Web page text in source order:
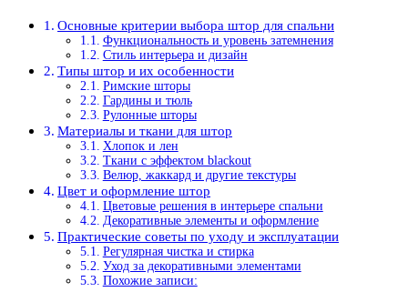
Основные критерии выбора штор для спальни
Функциональность и уровень затемнения
Стиль интерьера и дизайн
Типы штор и их особенности
Римские шторы
Гардины и тюль
Рулонные шторы
Материалы и ткани для штор
Хлопок и лен
Ткани с эффектом blackout
Велюр, жаккард и другие текстуры
Цвет и оформление штор
Цветовые решения в интерьере спальни
Декоративные элементы и оформление
Практические советы по уходу и эксплуатации
Регулярная чистка и стирка
Уход за декоративными элементами
Похожие записи: